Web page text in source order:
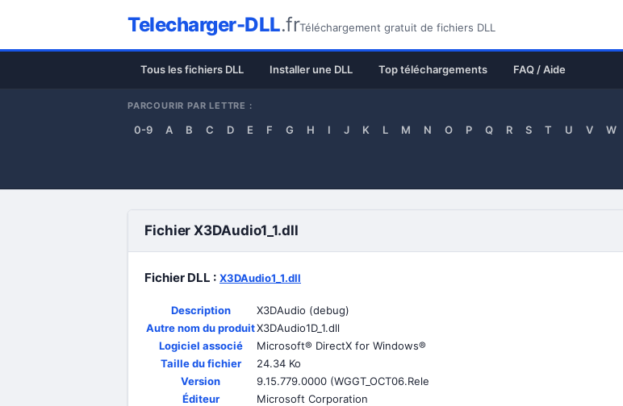
Telecharger-DLL.frTéléchargement gratuit de fichiers DLL
Tous les fichiers DLL Installer une DLL Top téléchargements FAQ / Aide
PARCOURIR PAR LETTRE :
0-9 A B C D E F G H I J K L M N O P Q R S T U V W
Fichier X3DAudio1_1.dll
Fichier DLL : X3DAudio1_1.dll
Description
X3DAudio (debug)
Autre nom du produitX3DAudio1D_1.dll
Logiciel associé
Microsoft® DirectX for Windows®
Taille du fichier
24.34 Ko
Version
9.15.779.0000 (WGGT_OCT06.Rele
Éditeur
Microsoft Corporation